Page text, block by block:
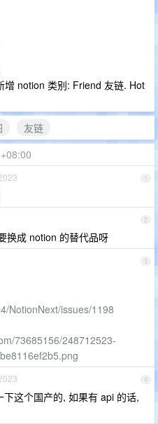
notion 类别: Friend 友链. Hot
友链
1
2
换成 notion 的替代品呀
3
NotionNext/issues/1198
73685156/248712523-
4
下这个国产的, 如果有 api 的话,